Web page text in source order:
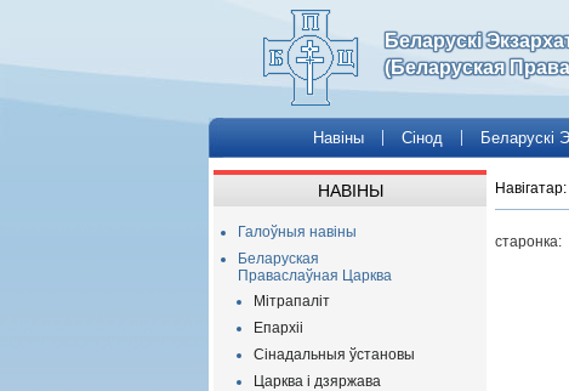
Беларускі
(Беларуская
Навіны Сінод Беларускі
НАВІНЫ
Галоўныя навіны
Беларуская
Праваслаўная Царква
Мітрапаліт
Епархіі
Сінадальныя ўстановы
Царква і дзяржава
Навігатар:
старонка: